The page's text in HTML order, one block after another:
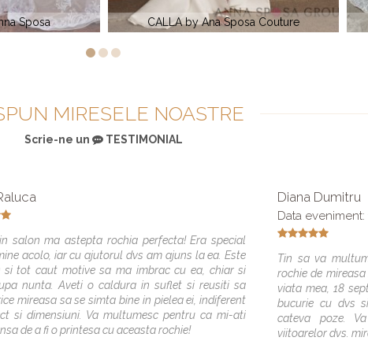
Couture FEDERICA by Anna Sposa
MIRESELE NOASTRE
Scrie-ne un TESTIMONIAL
salon ma astepta rochia perfecta! Era special
acolo, iar cu ajutorul dvs am ajuns la ea. Este
si tot caut motive sa ma imbrac cu ea, chiar si
nunta. Aveti o caldura in suflet si reusiti sa
mireasa sa se simta bine in pielea ei, indiferent
si dimensiuni. Va multumesc pentru ca mi-ati
de a fi o printesa cu aceasta rochie!
Diana Dumitru
Data
Tin sa va
rochie de
viata mea, 18
bucurie cu dvs
cateva poze.
viitoarelor dvs.